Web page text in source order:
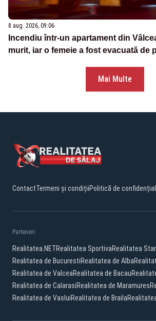
8 aug. 2026, 09:06
Incendiu într-un apartament din
murit, iar o femeie a fost evacuată de
Mai Multe
ContactTermeni și condițiiPolitică de
Parteneri:
Realitatea.NETRealitatea SportivaRealitatea Star
Realitatea de BucurestiRealitatea de Alba
Realitatea de ValceaRealitatea de Bacau
Realitatea de CalarasiRealitatea de Maramures
Realitatea de VasluiRealitatea de Braila